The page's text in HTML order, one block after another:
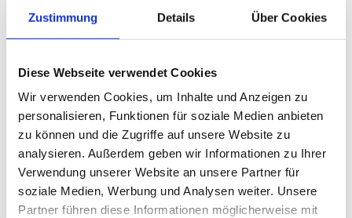
Zustimmung Details Über Cookies
Diese Webseite verwendet Cookies
Wir verwenden Cookies, um Inhalte und Anzeigen zu
personalisieren, Funktionen für soziale Medien anbieten
zu können und die Zugriffe auf unsere Website zu
analysieren. Außerdem geben wir Informationen zu Ihrer
Verwendung unserer Website an unsere Partner für
soziale Medien, Werbung und Analysen weiter. Unsere
Partner führen diese Informationen möglicherweise mit
Telefon: 0711.489 49 07, Mo. 10.00 – 16.00 Uhr (außer
Homepage des Dunkelrestaurant:
Gutscheine sind während der Öffnungszeiten auch
direkt in der Rosenau erhältlich.